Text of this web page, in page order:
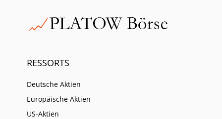
RESSORTS
Deutsche Aktien
Europäische Aktien
US-Aktien